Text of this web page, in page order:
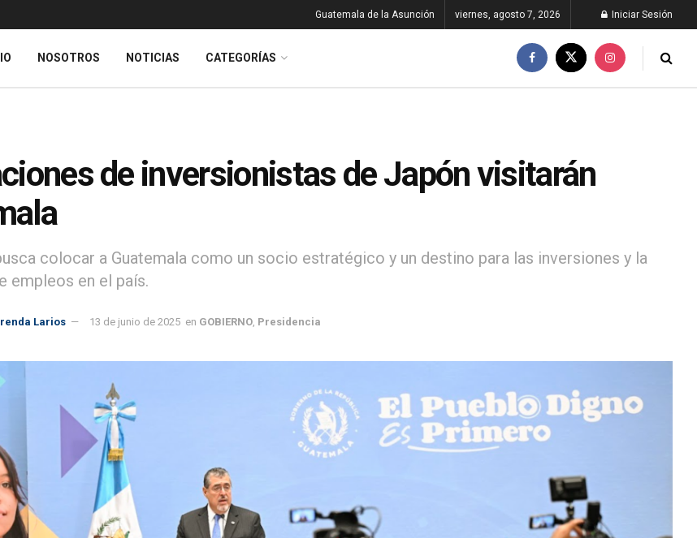
Guatemala de la Asunción viernes, agosto 7, 2026 Iniciar Sesión
NOSOTROS NOTICIAS CATEGORÍAS
de inversionistas de Japón visitarán
colocar a Guatemala como un socio estratégico y un destino para las inversiones y la
empleos en el país.
Larios 13 de junio de 2025 en GOBIERNO Presidencia